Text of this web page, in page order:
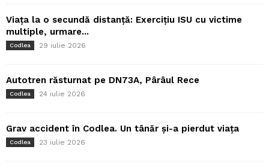
Viața la o secundă distanță: Exercițiu ISU cu victime
multiple, urmare...
Codlea 29 iulie 2026
Autotren răsturnat pe DN73A, Pârâul Rece
Codlea 24 iulie 2026
Grav accident în Codlea. Un tânăr și-a pierdut viața
Codlea 23 iulie 2026